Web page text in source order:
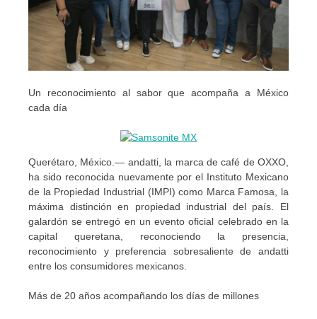
Un reconocimiento al sabor que acompaña a México
cada día
Querétaro, México.— andatti, la marca de café de OXXO,
ha sido reconocida nuevamente por el Instituto Mexicano
de la Propiedad Industrial (IMPI) como Marca Famosa, la
máxima distinción en propiedad industrial del país. El
galardón se entregó en un evento oficial celebrado en la
capital queretana, reconociendo la presencia,
reconocimiento y preferencia sobresaliente de andatti
entre los consumidores mexicanos.
Más de 20 años acompañando los días de millones